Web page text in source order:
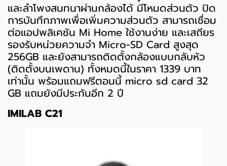
และลำโพงสนทนาผ่านกล้องได้ มีโหมดส่วนตัว ปิด
การบันทึกภาพเพื่อเพิ่มความส่วนตัว สามารถเชื่อม
ต่อแอปพลิเคชัน Mi Home ใช้งานง่าย และเสถียร
รองรับหน่วยความจำ Micro-SD Card สูงสุด
256GB และยังสามารถติดตั้งกล้องแบบกลับหัว
(ติดตั้งบนเพดาน) ทั้งหมดนี้ในราคา 1339 บาท
เท่านั้น พร้อมแถมฟรีตอนนี้ micro sd card 32
GB แถมยังมีประกันอีก 2 ปี
IMILAB C21